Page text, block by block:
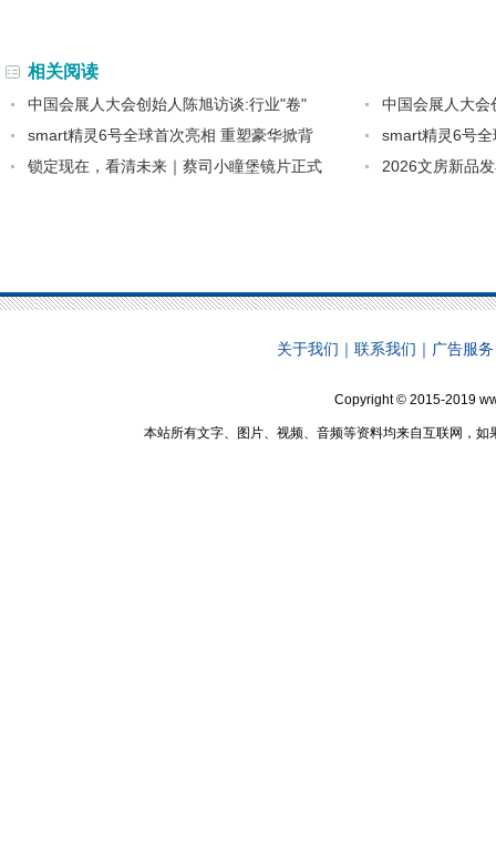
相关阅读
中国会展人大会创始人陈旭访谈:行业"卷"
中国会展人大会
smart精灵6号全球首次亮相 重塑豪华掀背
smart精灵6号
锁定现在，看清未来｜蔡司小瞳堡镜片正式
2026文房新品
关于我们 ｜ 联系我们 ｜ 广告服务
Copyright © 2015-2019
本站所有文字、图片、视频、音频等资料均来自互联网，